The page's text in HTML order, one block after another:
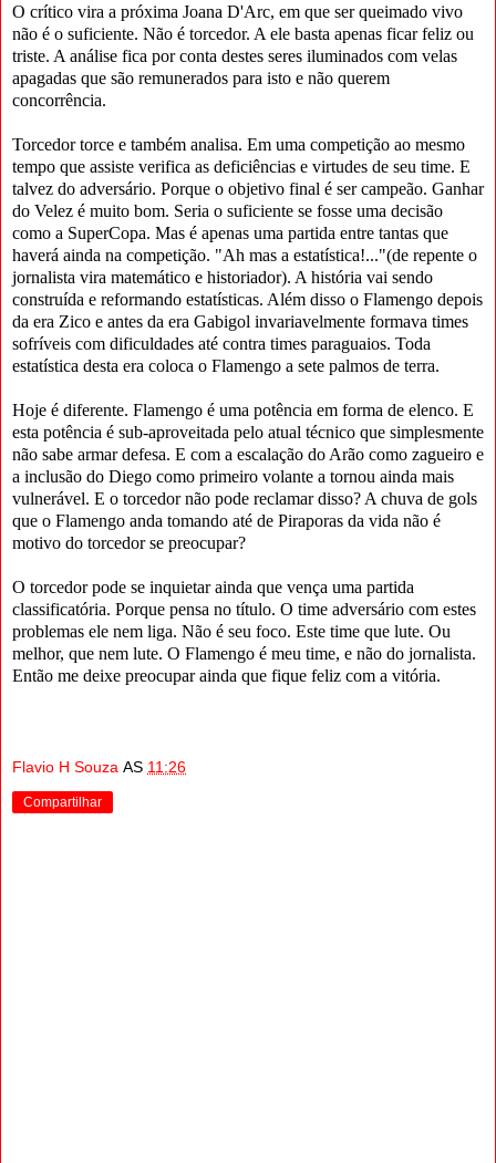
O crítico vira a próxima Joana D'Arc, em que ser queimado vivo
não é o suficiente. Não é torcedor. A ele basta apenas ficar feliz ou
triste. A análise fica por conta destes seres iluminados com velas
apagadas que são remunerados para isto e não querem
concorrência.
Torcedor torce e também analisa. Em uma competição ao mesmo
tempo que assiste verifica as deficiências e virtudes de seu time. E
talvez do adversário. Porque o objetivo final é ser campeão. Ganhar
do Velez é muito bom. Seria o suficiente se fosse uma decisão
como a SuperCopa. Mas é apenas uma partida entre tantas que
haverá ainda na competição. "Ah mas a estatística!..."(de repente o
jornalista vira matemático e historiador). A história vai sendo
construída e reformando estatísticas. Além disso o Flamengo depois
da era Zico e antes da era Gabigol invariavelmente formava times
sofríveis com dificuldades até contra times paraguaios. Toda
estatística desta era coloca o Flamengo a sete palmos de terra.
Hoje é diferente. Flamengo é uma potência em forma de elenco. E
esta potência é sub-aproveitada pelo atual técnico que simplesmente
não sabe armar defesa. E com a escalação do Arão como zagueiro e
a inclusão do Diego como primeiro volante a tornou ainda mais
vulnerável. E o torcedor não pode reclamar disso? A chuva de gols
que o Flamengo anda tomando até de Piraporas da vida não é
motivo do torcedor se preocupar?
O torcedor pode se inquietar ainda que vença uma partida
classificatória. Porque pensa no título. O time adversário com estes
problemas ele nem liga. Não é seu foco. Este time que lute. Ou
melhor, que nem lute. O Flamengo é meu time, e não do jornalista.
Então me deixe preocupar ainda que fique feliz com a vitória.
Flavio H Souza AS 11:26
Compartilhar